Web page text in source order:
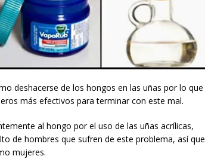
deshacerse de los hongos en las uñas por lo que
más efectivos para terminar con este mal.
al hongo por el uso de las uñas acrílicas,
de hombres que sufren de este problema, así que
mujeres.